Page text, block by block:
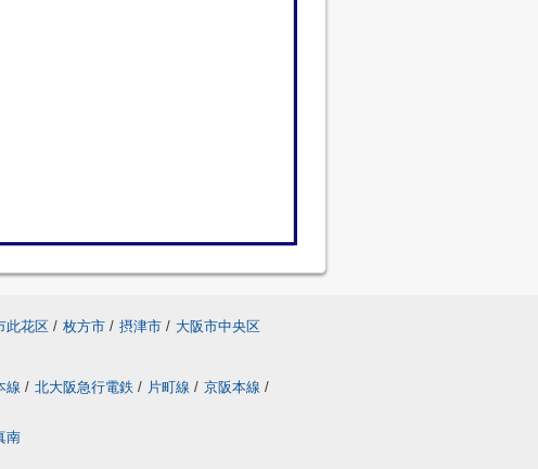
此花区 / 枚方市 / 摂津市 / 大阪市中央区
線 / 北大阪急行電鉄 / 片町線 / 京阪本線 /
南